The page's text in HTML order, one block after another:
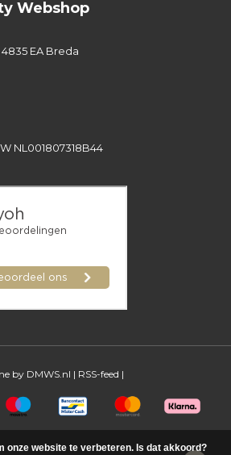
Webshop
EA Breda
NL001807318B44
by DMWS.nl | RSS-feed |
onze website te verbeteren. Is dat akkoord?